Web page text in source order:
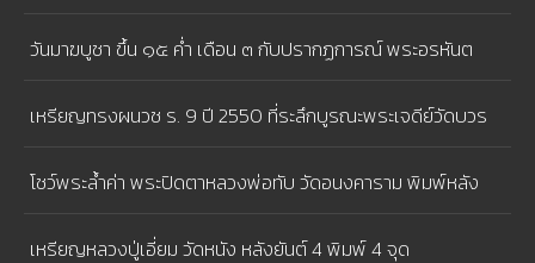
ตา
วันมาฆบูชา ขึ้น ๑๕ ค่ำ เดือน ๓ กับปรากฏการณ์ พระอรหันต
สาวก ๑,๒๕๐รูป มาประชุมพร้อมโดยมิได้นัดหมาย
เหรียญทรงผนวช ร. 9 ปี 2550 ที่ระลึกบูรณะพระเจดีย์วัดบวร
นิเวศวิหาร ในโอกาสมหามงคลเฉลิมพระชนมพรรษา 80 พรรษา
โชว์พระล้ำค่า พระปิดตาหลวงพ่อทับ วัดอนงคาราม พิมพ์หลัง
เบี้ย หนุนนําดวงชะตา ใครที่มีเคราะห์ดวงชะตาตก จะต้องหามาบูชา
เหรียญหลวงปู่เอี่ยม วัดหนัง หลังยันต์ 4 พิมพ์ 4 จุด